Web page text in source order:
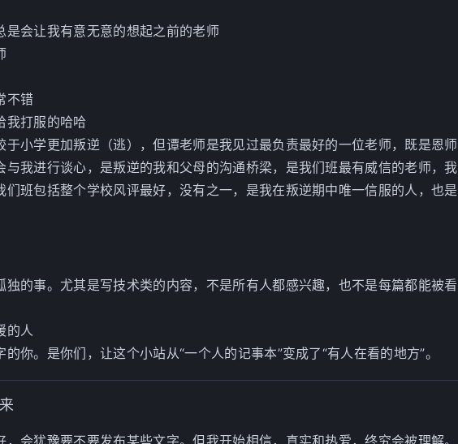
是会让我有意无意的想起之前的老师
不错
我打服的哈哈
小学更加叛逆（逃），但谭老师是我见过最负责最好的一位老师，既是恩师
与我进行谈心，是叛逆的我和父母的沟通桥梁，是我们班最有威信的老师，我
班包括整个学校风评最好，没有之一，是我在叛逆期中唯一信服的人，也是
的事。尤其是写技术类的内容，不是所有人都感兴趣，也不是每篇都能被看
的人
你。是你们，让这个小站从“一个人的记事本”变成了“有人在看的地方”。